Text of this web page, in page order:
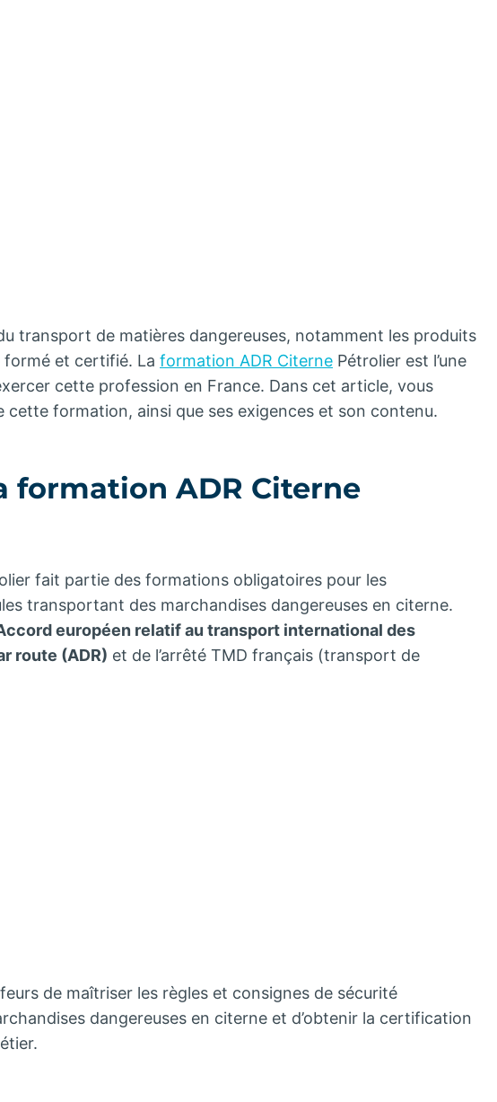
transport de matières dangereuses, notamment les produits
formé et certifié. La formation ADR Citerne Pétrolier est l’une
cette profession en France. Dans cet article, vous
cette formation, ainsi que ses exigences et son contenu.
formation ADR Citerne
fait partie des formations obligatoires pour les
transportant des marchandises dangereuses en citerne.
européen relatif au transport international des
route (ADR) et de l’arrêté TMD français (transport de
de maîtriser les règles et consignes de sécurité
dangereuses en citerne et d’obtenir la certification